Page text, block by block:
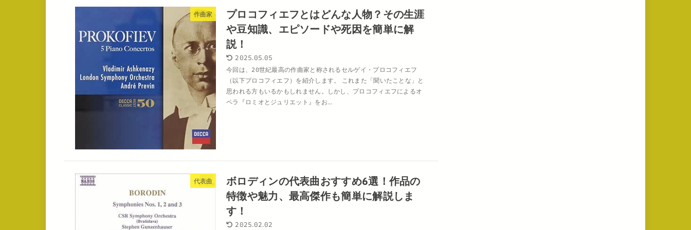
作曲家
プロコフィエフとはどんな人物？その生涯
や豆知識、エピソードや死因を簡単に解
説！
2025.05.05
今回は、20世紀最高の作曲家と称されるセルゲイ・プロコフィエフ
（以下プロコフィエフ）を紹介します。 これまた「聞いたことな」と
思われる方もいるかもしれません。しかし、プロコフィエフによるオ
ペラ『ロミオとジュリエット』をお...
代表曲
ボロディンの代表曲おすすめ6選！作品の
特徴や魅力、最高傑作も簡単に解説しま
す！
2025.02.02